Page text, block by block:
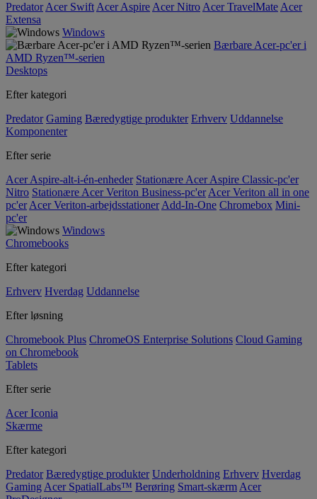
Predator Acer Swift Acer Aspire Acer Nitro Acer TravelMate Acer
Extensa
Windows
Bærbare Acer-pc'er i
AMD Ryzen™-serien
Desktops
Efter kategori
Predator Gaming Bæredygtige produkter Erhverv Uddannelse
Komponenter
Efter serie
Acer Aspire-alt-i-én-enheder Stationære Acer Aspire Classic-pc'er
Nitro Stationære Acer Veriton Business-pc'er Acer Veriton all in one
pc'er Acer Veriton-arbejdsstationer Add-In-One Chromebox Mini-
pc'er
Windows
Chromebooks
Efter kategori
Erhverv Hverdag Uddannelse
Efter løsning
Chromebook Plus ChromeOS Enterprise Solutions Cloud Gaming
on Chromebook
Tablets
Efter serie
Acer Iconia
Skærme
Efter kategori
Predator Bæredygtige produkter Underholdning Erhverv Hverdag
Gaming Acer SpatialLabs™ Berøring Smart-skærm Acer